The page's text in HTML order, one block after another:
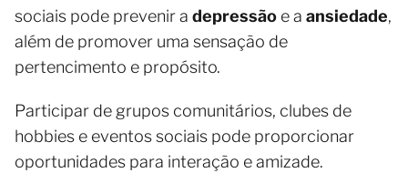
sociais pode prevenir a depressão e a ansiedade,
além de promover uma sensação de
pertencimento e propósito.
Participar de grupos comunitários, clubes de
hobbies e eventos sociais pode proporcionar
oportunidades para interação e amizade.